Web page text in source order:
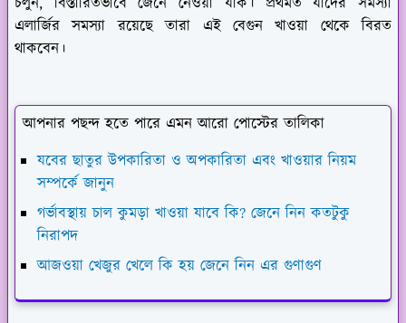
এলার্জির সমস্যা রয়েছে তারা এই বেগুন খাওয়া থেকে বিরত
থাকবেন।
আপনার পছন্দ হতে পারে এমন আরো পোস্টের তালিকা
যবের ছাতুর উপকারিতা ও অপকারিতা এবং খাওয়ার নিয়ম
সম্পর্কে জানুন
গর্ভাবস্থায় চাল কুমড়া খাওয়া যাবে কি? জেনে নিন কতটুকু
নিরাপদ
আজওয়া খেজুর খেলে কি হয় জেনে নিন এর গুণাগুণ